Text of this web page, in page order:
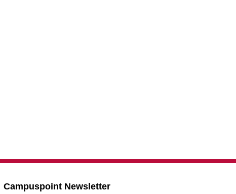
Campuspoint Newsletter